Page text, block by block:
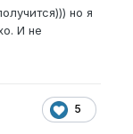
но я
И не
5